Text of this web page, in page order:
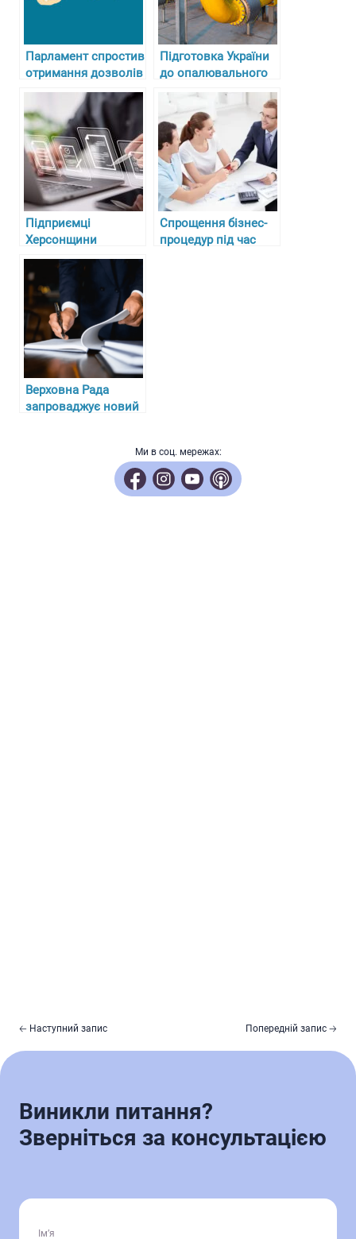
Парламент спростив
отримання дозволів
і ліцензій для
підприємців
Підготовка України
до опалювального
сезону 2024-2025
Підприємці
Херсонщини
спрямували 3
мільйони гривень
до місцевих
бюджетів за ліцензії
Спрощення бізнес-
процедур під час
Верховна Рада
запроваджує новий
Ми в соц. мережах:
🡠 Наступний запис Попередній запис 🡢
Виникли питання?
Зверніться за консультацією
Ім’я